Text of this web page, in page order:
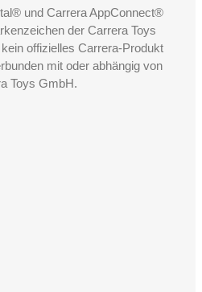
und Carrera AppConnect®
der Carrera Toys
offizielles Carrera-Produkt
mit oder abhängig von
Toys GmbH.